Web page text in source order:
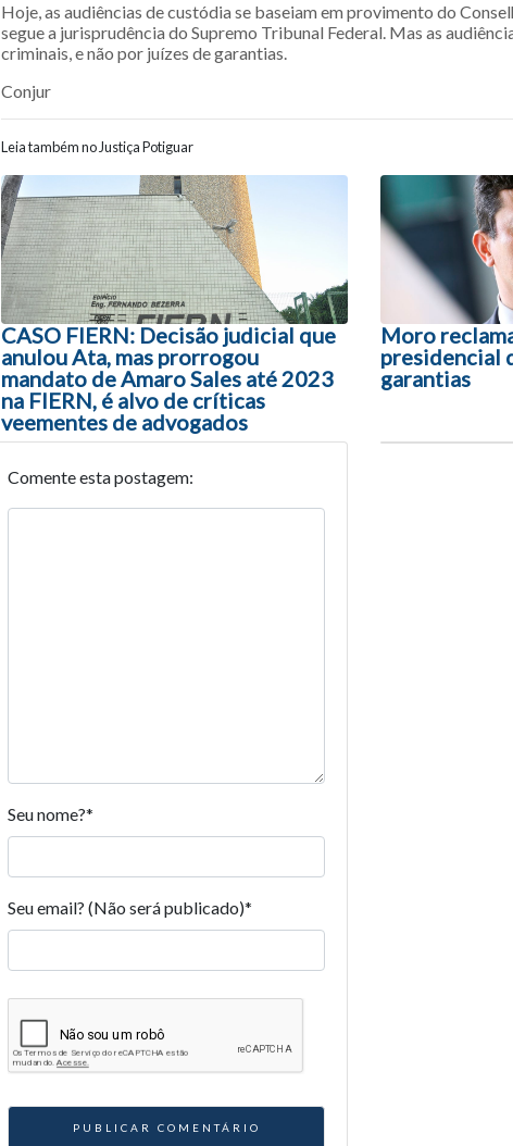
Hoje, as audiências de custódia se baseiam em provimento do
segue a jurisprudência do Supremo Tribunal Federal. Mas as
criminais, e não por juízes de garantias.
Conjur
Leia também no Justiça Potiguar
Navegação entre posts
CASO FIERN: Decisão judicial que
anulou Ata, mas prorrogou
mandato de Amaro Sales até 2023
na FIERN, é alvo de críticas
veementes de advogados
Moro
presidencial
garantias
Comente esta postagem:
Seu nome?*
Seu email? (Não será publicado)*